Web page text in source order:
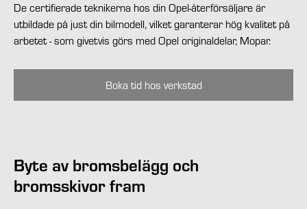
De certifierade teknikerna hos din Opel-återförsäljare är
utbildade på just din bilmodell, vilket garanterar hög kvalitet på
arbetet - som givetvis görs med Opel originaldelar, Mopar.
Boka tid hos verkstad
Byte av bromsbelägg och
bromsskivor fram